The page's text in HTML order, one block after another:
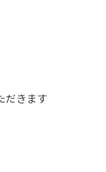
だきます